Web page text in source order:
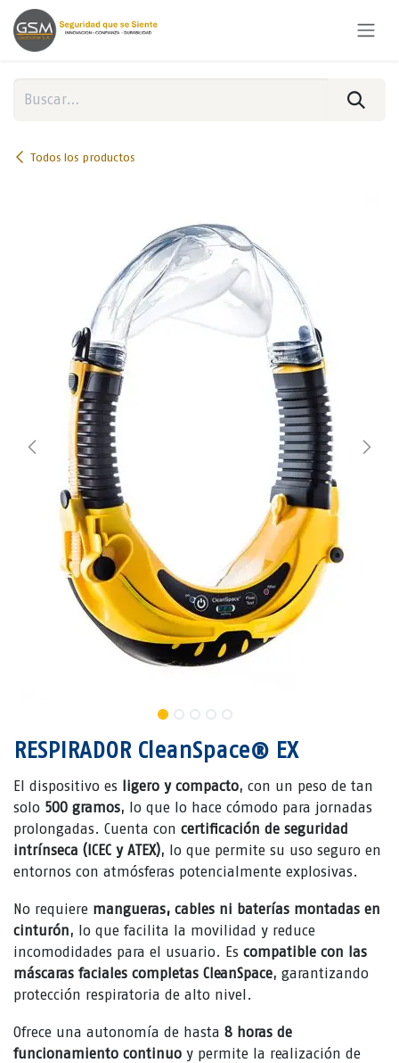
Ir al contenido
Todos los productos
RESPIRADOR CleanSpace® EX
El dispositivo es ligero y compacto, con un peso de tan
solo 500 gramos, lo que lo hace cómodo para jornadas
prolongadas. Cuenta con certificación de seguridad
intrínseca (ICEC y ATEX), lo que permite su uso seguro en
entornos con atmósferas potencialmente explosivas.
No requiere mangueras, cables ni baterías montadas en
cinturón, lo que facilita la movilidad y reduce
incomodidades para el usuario. Es compatible con las
máscaras faciales completas CleanSpace, garantizando
protección respiratoria de alto nivel.
Ofrece una autonomía de hasta 8 horas de
funcionamiento continuo y permite la realización de